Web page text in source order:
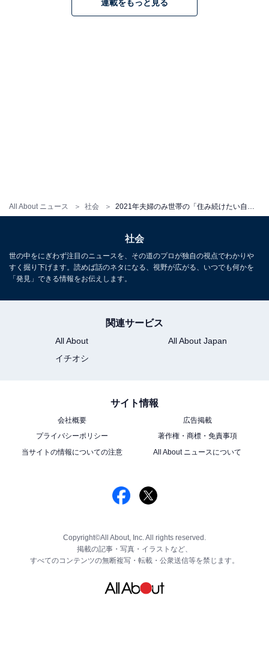
All About ニュース 社会 2021年夫婦のみ世帯の「住み続けたい自治体」ランキング！ 3位「葉山町」 2位「浦安市」、1位は？
連載をもっと見る
社会
世の中をにぎわず注目のニュースを、その道のプロが独自の視点でわかりや
すく掘り下げます。読めば話のネタになる、視野が広がる、いつでも何かを
「発見」できる情報をお伝えします。
関連サービス
All About
All About Japan
イチオシ
サイト情報
会社概要
広告掲載
プライバシーポリシー
著作権・商標・免責事項
当サイトの情報についての注意
All About ニュースについて
Copyright©All About, Inc. All rights reserved.
掲載の記事・写真・イラストなど、
すべてのコンテンツの無断複写・転載・公衆送信等を禁じます。